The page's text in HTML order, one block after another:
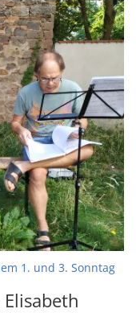
1. und 3. Sonntag